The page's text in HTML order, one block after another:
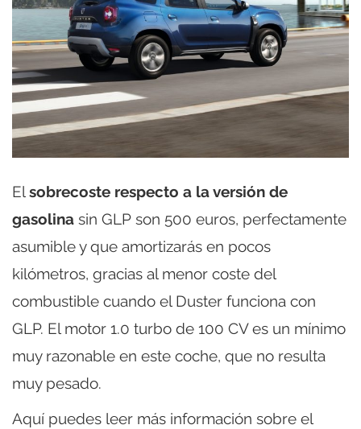
Elsobrecoste respecto a la versión de
gasolina sin GLP son 500 euros, perfectamente
asumible y que amortizarás en pocos
kilómetros, gracias al menor coste del
combustible cuando el Duster funciona con
GLP. El motor 1.0 turbo de 100 CV es un mínimo
muy razonable en este coche, que no resulta
muy pesado.
Aquí puedes leer más información sobre el